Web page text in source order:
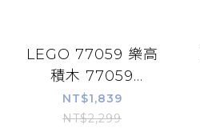
LEGO 77059 樂高
積木 77059
Animal
Crossing™ 動物
NT$1,839
NT$2,299